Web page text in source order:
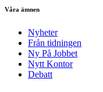
Våra ämnen
Nyheter
Från tidningen
Ny På Jobbet
Nytt Kontor
Debatt